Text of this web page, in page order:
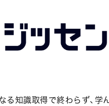
る知識取得で終わらず、